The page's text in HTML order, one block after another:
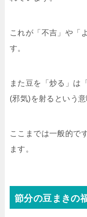
これが「不吉」や「
す。
また豆を「炒る」は
(邪気)を射るという
ここまでは一般的で
ます。
節分の豆まきの